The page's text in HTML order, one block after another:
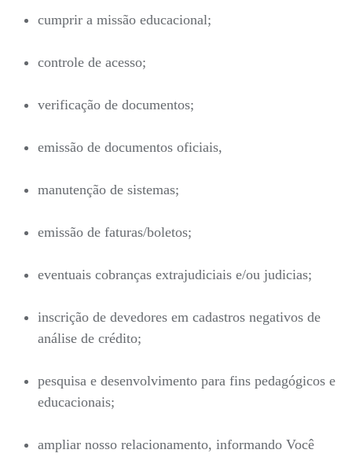
cumprir a missão educacional;
controle de acesso;
verificação de documentos;
emissão de documentos oficiais,
manutenção de sistemas;
emissão de faturas/boletos;
eventuais cobranças extrajudiciais e/ou judicias;
inscrição de devedores em cadastros negativos de
análise de crédito;
pesquisa e desenvolvimento para fins pedagógicos e
educacionais;
ampliar nosso relacionamento, informando Você